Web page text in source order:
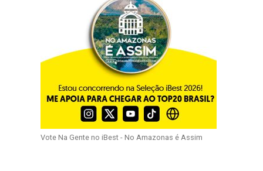
Vote Na Gente no iBest - No Amazonas é Assim